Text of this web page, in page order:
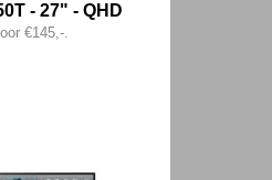
- 27" - QHD
- 4x USB
€145,-.